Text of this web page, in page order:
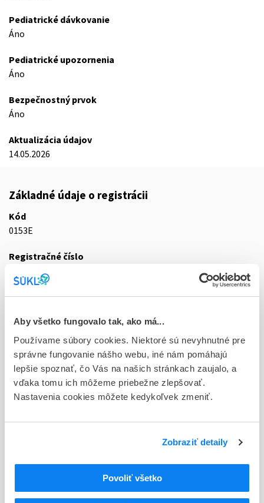
Aby všetko fungovalo tak, ako má...
Používame súbory cookies. Niektoré sú nevyhnutné pre
správne fungovanie nášho webu, iné nám pomáhajú
lepšie spoznať, čo Vás na našich stránkach zaujalo, a
vďaka tomu ich môžeme priebežne zlepšovať.
Nastavenia cookies môžete kedykoľvek zmeniť.
Zobraziť detaily
Povoliť všetko
Pediatrické dávkovanie
Áno
Pediatrické upozornenia
Áno
Bezpečnostný prvok
Áno
Aktualizácia údajov
14.05.2026
Základné údaje o registrácii
Kód
0153E
Registračné číslo
44/0079/22-S
Doplnok
Stav
D - Registrácia bez obmedzenia platnosti
Typ registračnej procedúry
Decentralizovaná
ATC